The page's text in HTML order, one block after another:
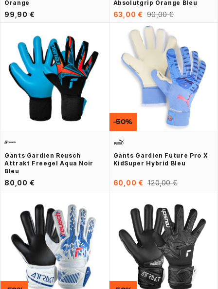
Orange
99,90 €
Absolutgrip Orange Bleu
63,00 € 90,00 €
Gants Gardien Reusch
Attrakt Freegel Aqua Noir
Bleu
80,00 €
Gants Gardien Future Pro X
KidSuper Hybrid Bleu
60,00 € 120,00 €
-50%